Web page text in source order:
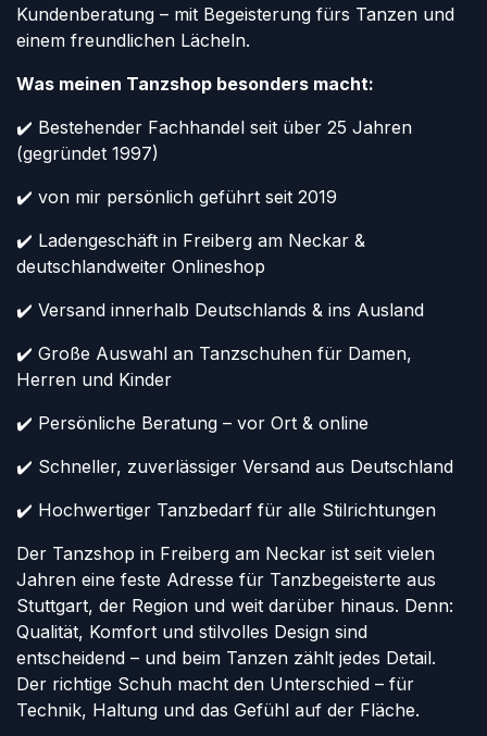
Kundenberatung – mit Begeisterung fürs Tanzen und
einem freundlichen Lächeln.
Was meinen Tanzshop besonders macht:
✔️ Bestehender Fachhandel seit über 25 Jahren
(gegründet 1997)
✔️ von mir persönlich geführt seit 2019
✔️ Ladengeschäft in Freiberg am Neckar &
deutschlandweiter Onlineshop
✔️ Versand innerhalb Deutschlands & ins Ausland
✔️ Große Auswahl an Tanzschuhen für Damen,
Herren und Kinder
✔️ Persönliche Beratung – vor Ort & online
✔️ Schneller, zuverlässiger Versand aus Deutschland
✔️ Hochwertiger Tanzbedarf für alle Stilrichtungen
Der Tanzshop in Freiberg am Neckar ist seit vielen
Jahren eine feste Adresse für Tanzbegeisterte aus
Stuttgart, der Region und weit darüber hinaus. Denn:
Qualität, Komfort und stilvolles Design sind
entscheidend – und beim Tanzen zählt jedes Detail.
Der richtige Schuh macht den Unterschied – für
Technik, Haltung und das Gefühl auf der Fläche.